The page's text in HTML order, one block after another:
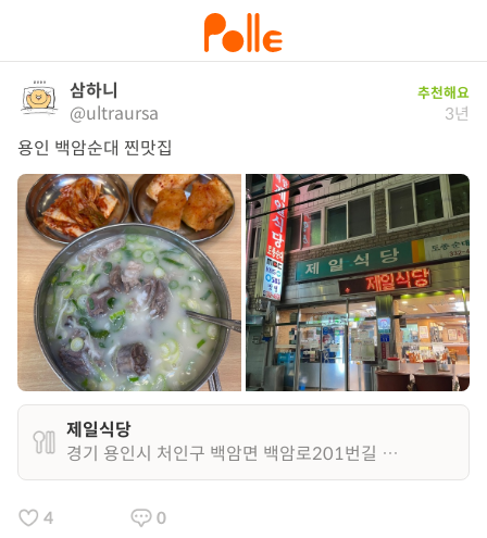
삼하니
@ultraursa
추천해요
3년
용인 백암순대 찐맛집
제일식당
경기 용인시 처인구 백암면 백암로201번길 11 1층
4 0